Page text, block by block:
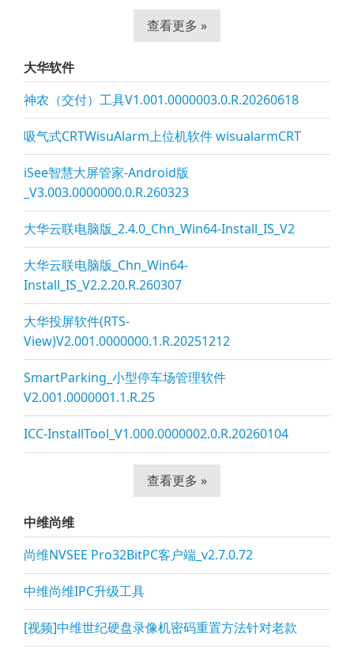
查看更多 »
大华软件
神农（交付）工具V1.001.0000003.0.R.20260618
吸气式CRTWisuAlarm上位机软件 wisualarmCRT
iSee智慧大屏管家-Android版
_V3.003.0000000.0.R.260323
大华云联电脑版_2.4.0_Chn_Win64-Install_IS_V2
大华云联电脑版_Chn_Win64-
Install_IS_V2.2.20.R.260307
大华投屏软件(RTS-
View)V2.001.0000000.1.R.20251212
SmartParking_小型停车场管理软件
V2.001.0000001.1.R.25
ICC-InstallTool_V1.000.0000002.0.R.20260104
查看更多 »
中维尚维
尚维NVSEE Pro32BitPC客户端_v2.7.0.72
中维尚维IPC升级工具
[视频]中维世纪硬盘录像机密码重置方法针对老款